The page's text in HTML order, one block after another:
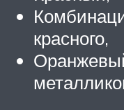
красного,